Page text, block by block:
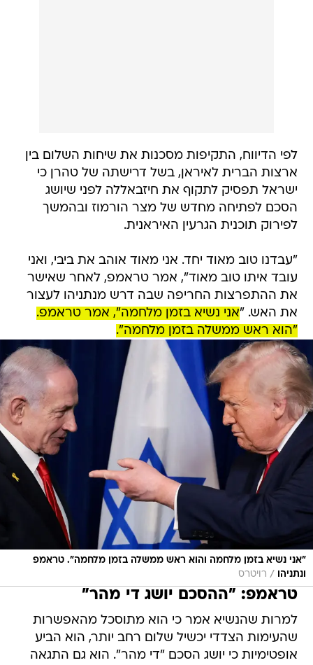
לפי הדיווח, התקיפות מסכנות את שיחות השלום בין
ארצות הברית לאיראן, בשל דרישתה של טהרן כי
ישראל תפסיק לתקוף את חיזבאללה לפני שיושג
הסכם לפתיחה מחדש של מצר הורמוז ובהמשך
לפירוק תוכנית הגרעין האיראנית.
"עבדנו טוב מאוד יחד. אני מאוד אוהב את ביבי, ואני
עובד איתו טוב מאוד", אמר טראמפ, לאחר שאישר
את ההתפרצות החריפה שבה דרש מנתניהו לעצור
את האש. "אני נשיא בזמן מלחמה", אמר טראמפ.
"הוא ראש ממשלה בזמן מלחמה".
"אני נשיא בזמן מלחמה והוא ראש ממשלה בזמן מלחמה". טראמפ
ונתניהו
/ רויטרס
טראמפ: "ההסכם יושג די מהר"
למרות שהנשיא אמר כי הוא מתוסכל מהאפשרות
שהעימות הצדדי יכשיל שלום רחב יותר, הוא הביע
אופטימיות כי יושג הסכם "די מהר". הוא גם התגאה